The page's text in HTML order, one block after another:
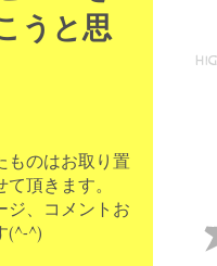
うと思
ものはお取り置
頂きます。
ジ、コメントお
(^-^)